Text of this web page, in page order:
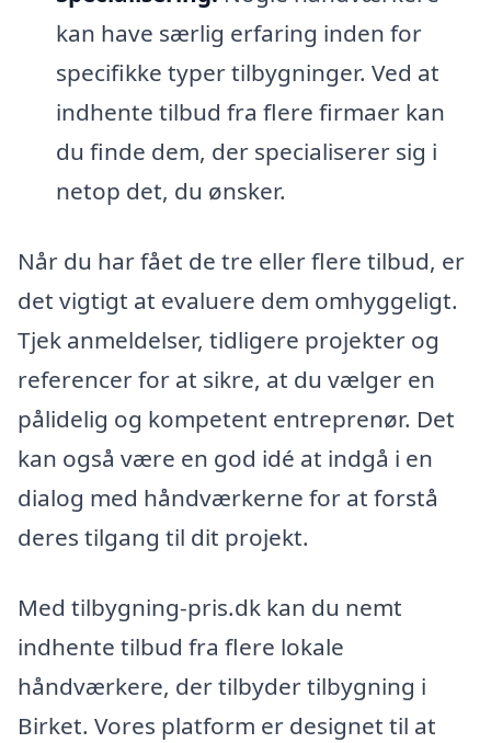
kan have særlig erfaring inden for
specifikke typer tilbygninger. Ved at
indhente tilbud fra flere firmaer kan
du finde dem, der specialiserer sig i
netop det, du ønsker.
Når du har fået de tre eller flere tilbud, er
det vigtigt at evaluere dem omhyggeligt.
Tjek anmeldelser, tidligere projekter og
referencer for at sikre, at du vælger en
pålidelig og kompetent entreprenør. Det
kan også være en god idé at indgå i en
dialog med håndværkerne for at forstå
deres tilgang til dit projekt.
Med tilbygning-pris.dk kan du nemt
indhente tilbud fra flere lokale
håndværkere, der tilbyder tilbygning i
Birket. Vores platform er designet til at